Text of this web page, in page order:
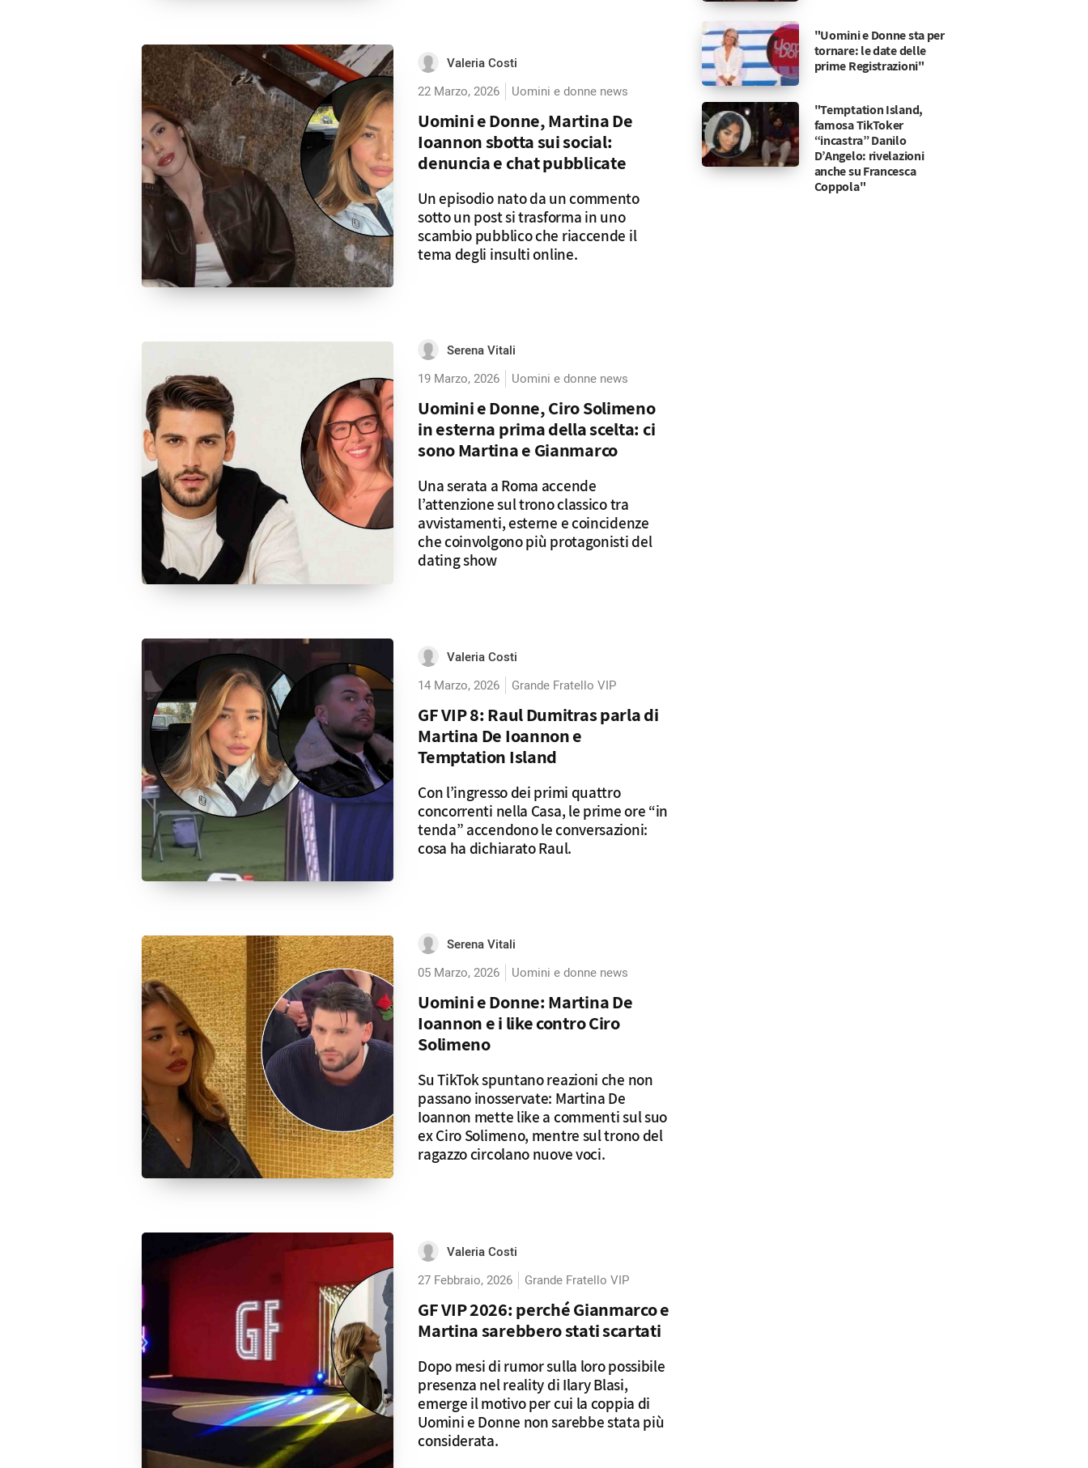
Valeria Costi
22 Marzo, 2026
Uomini e donne news
Uomini e Donne, Martina De
Ioannon sbotta sui social:
denuncia e chat pubblicate
Un episodio nato da un commento
sotto un post si trasforma in uno
scambio pubblico che riaccende il
tema degli insulti online.
Serena Vitali
19 Marzo, 2026
Uomini e donne news
Uomini e Donne, Ciro Solimeno
in esterna prima della scelta: ci
sono Martina e Gianmarco
Una serata a Roma accende
l’attenzione sul trono classico tra
avvistamenti, esterne e coincidenze
che coinvolgono più protagonisti del
dating show
Valeria Costi
14 Marzo, 2026
Grande Fratello VIP
GF VIP 8: Raul Dumitras parla di
Martina De Ioannon e
Temptation Island
Con l’ingresso dei primi quattro
concorrenti nella Casa, le prime ore “in
tenda” accendono le conversazioni:
cosa ha dichiarato Raul.
Serena Vitali
05 Marzo, 2026
Uomini e donne news
Uomini e Donne: Martina De
Ioannon e i like contro Ciro
Solimeno
Su TikTok spuntano reazioni che non
passano inosservate: Martina De
Ioannon mette like a commenti sul suo
ex Ciro Solimeno, mentre sul trono del
ragazzo circolano nuove voci.
Valeria Costi
27 Febbraio, 2026
Grande Fratello VIP
GF VIP 2026: perché Gianmarco e
Martina sarebbero stati scartati
Dopo mesi di rumor sulla loro possibile
presenza nel reality di Ilary Blasi,
emerge il motivo per cui la coppia di
Uomini e Donne non sarebbe stata più
considerata.
"Uomini e Donne sta per
tornare: le date delle
prime Registrazioni"
"Temptation Island,
famosa TikToker
“incastra” Danilo
D’Angelo: rivelazioni
anche su Francesca
Coppola"